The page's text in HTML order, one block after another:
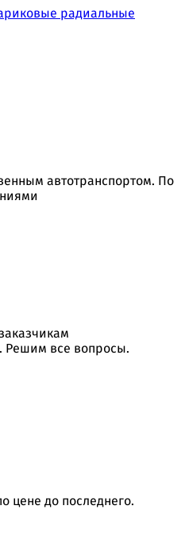
радиальные
автотранспортом. По
Решим все вопросы.
цене до последнего.